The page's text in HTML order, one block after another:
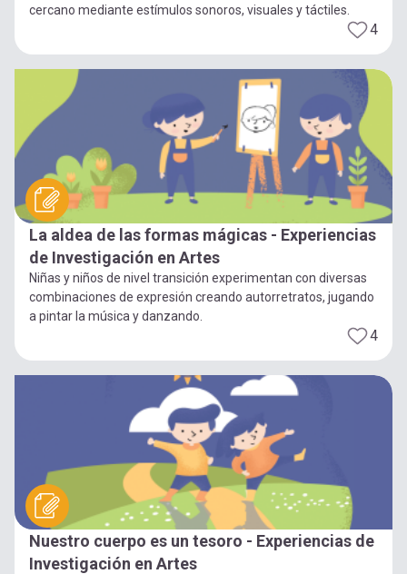
cercano mediante estímulos sonoros, visuales y táctiles.
4
La aldea de las formas mágicas - Experiencias
de Investigación en Artes
Niñas y niños de nivel transición experimentan con diversas
combinaciones de expresión creando autorretratos, jugando
a pintar la música y danzando.
4
Nuestro cuerpo es un tesoro - Experiencias de
Investigación en Artes